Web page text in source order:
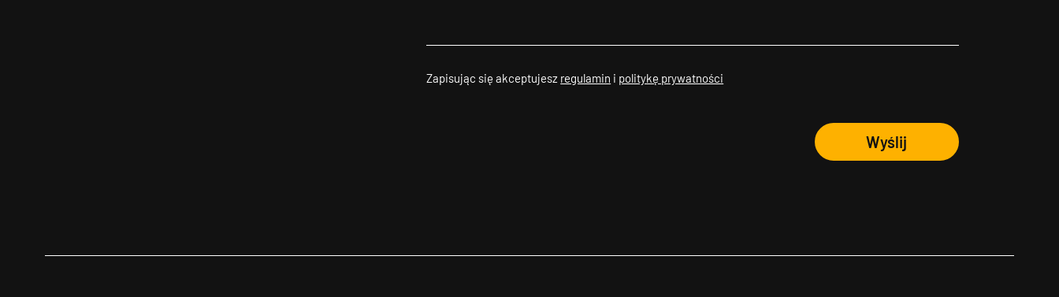
Zapisując się akceptujesz regulamin i politykę prywatności
Wyślij